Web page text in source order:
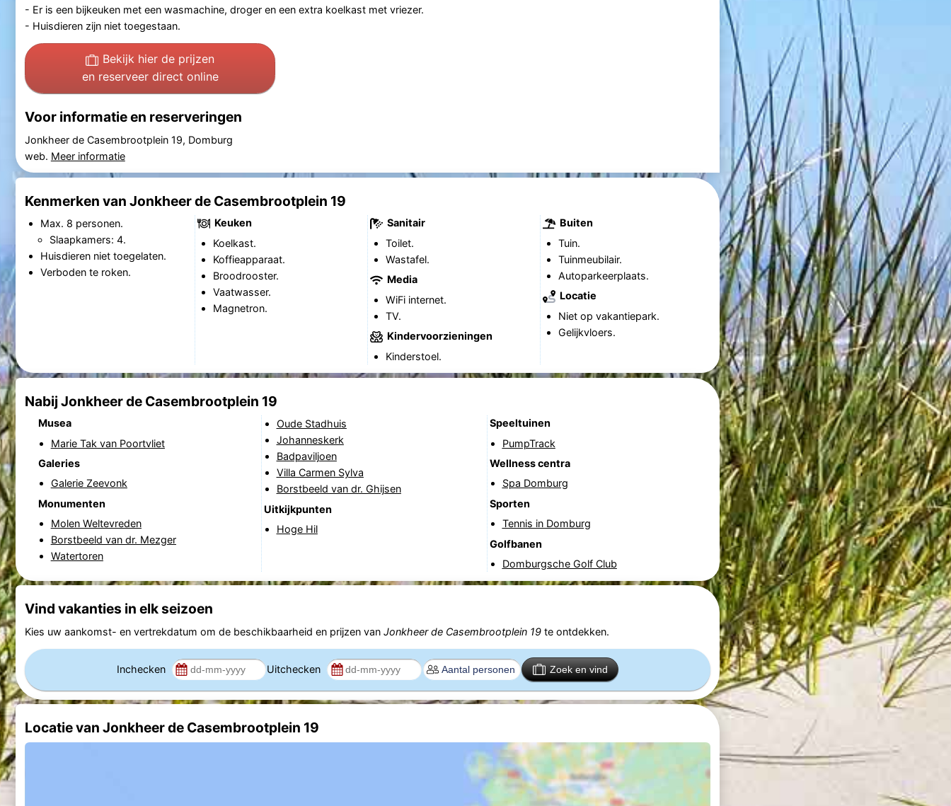
- Er is een bijkeuken met een wasmachine, droger en een extra koelkast met vriezer.
- Huisdieren zijn niet toegestaan.
Bekijk hier de prijzen
en reserveer direct online
Voor informatie en reserveringen
Jonkheer de Casembrootplein 19, Domburg
web. Meer informatie
Kenmerken van Jonkheer de Casembrootplein 19
Max. 8 personen.
Slaapkamers: 4.
Huisdieren niet toegelaten.
Verboden te roken.
Keuken
Koelkast.
Koffieapparaat.
Broodrooster.
Vaatwasser.
Magnetron.
Sanitair
Toilet.
Wastafel.
Media
WiFi internet.
TV.
Kindervoorzieningen
Kinderstoel.
Buiten
Tuin.
Tuinmeubilair.
Autoparkeerplaats.
Locatie
Niet op vakantiepark.
Gelijkvloers.
Nabij Jonkheer de Casembrootplein 19
Musea
Marie Tak van Poortvliet
Galeries
Galerie Zeevonk
Monumenten
Molen Weltevreden
Borstbeeld van dr. Mezger
Watertoren
Oude Stadhuis
Johanneskerk
Badpaviljoen
Villa Carmen Sylva
Borstbeeld van dr. Ghijsen
Uitkijkpunten
Hoge Hil
Speeltuinen
PumpTrack
Wellness centra
Spa Domburg
Sporten
Tennis in Domburg
Golfbanen
Domburgsche Golf Club
Vind vakanties in elk seizoen
Kies uw aankomst- en vertrekdatum om de beschikbaarheid en prijzen van Jonkheer de Casembrootplein 19te ontdekken.
Inchecken Uitchecken Zoek en vind
Locatie van Jonkheer de Casembrootplein 19